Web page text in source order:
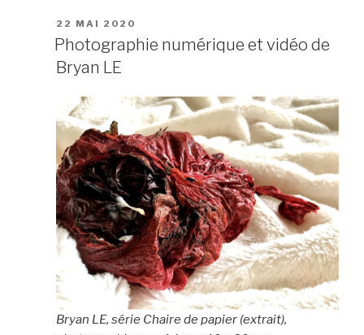
PUBLIÉ
LE
22 MAI 2020
Photographie numérique et vidéo de
Bryan LE
Bryan LE, série Chaire de papier (extrait),